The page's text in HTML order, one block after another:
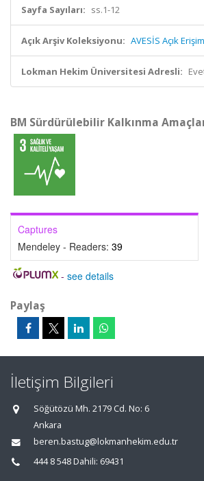
Sayfa Sayıları: ss.1-12
Açık Arşiv Koleksiyonu: AVESİS Açık
Lokman Hekim Üniversitesi Adresli:
BM Sürdürülebilir Kalkınma
Captures
Mendeley - Readers: 39
- see details
Paylaş
İletişim Bilgileri
Söğütözü Mh. 2179 Cd. No: 6
Ankara
beren.bastug@lokmanhekim.edu.tr
444 8 548 Dahili: 69431